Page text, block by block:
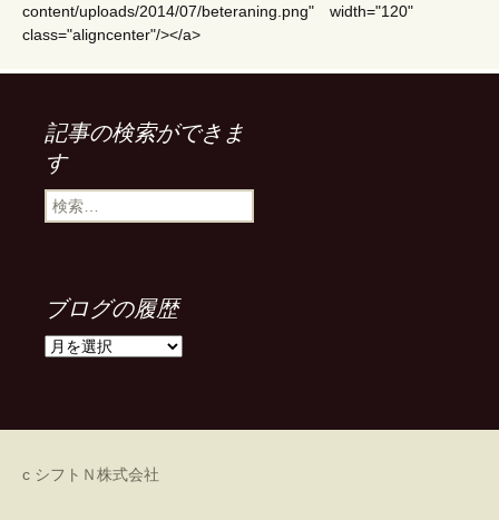
content/uploads/2014/07/beteraning.png" width="120"
class="aligncenter"/></a>
記事の検索ができま
す
検
索
ブログの履歴
ブ
c シフトＮ株式会社